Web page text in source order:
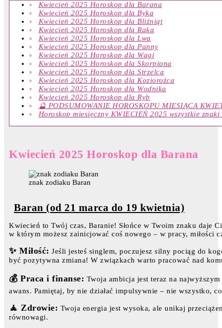
Kwiecień 2025 Horoskop dla Barana
Kwiecień 2025 Horoskop dla Byka
Kwiecień 2025 Horoskop dla Bliźniąt
Kwiecień 2025 Horoskop dla Raka
Kwiecień 2025 Horoskop dla Lwa
Kwiecień 2025 Horoskop dla Panny
Kwiecień 2025 Horoskop dla Wagi
Kwiecień 2025 Horoskop dla Skorpiona
Kwiecień 2025 Horoskop dla Strzelca
Kwiecień 2025 Horoskop dla Koziorożca
Kwiecień 2025 Horoskop dla Wodnika
Kwiecień 2025 Horoskop dla Ryb
🔮 PODSUMOWANIE HOROSKOPU MIESIĄCA
Horoskop miesięczny KWIECIEŃ 2025 wszystkie
Kwiecień 2025 Horoskop dla Barana
znak zodiaku Baran
Baran (od 21 marca do 19 kwietnia)
Kwiecień to Twój czas, Baranie! Słońce w Twoim znaku daje
w którym możesz zainicjować coś nowego – w pracy, miłości
✨ Miłość: Jeśli jesteś singlem, poczujesz silny pociąg do
być pozytywna zmiana! W związkach warto pracować nad
💰 Praca i finanse: Twoja ambicja jest teraz na
awans. Pamiętaj, by nie działać impulsywnie – nie wszystko,
🧘 Zdrowie: Twoja energia jest wysoka, ale unikaj
równowagi.